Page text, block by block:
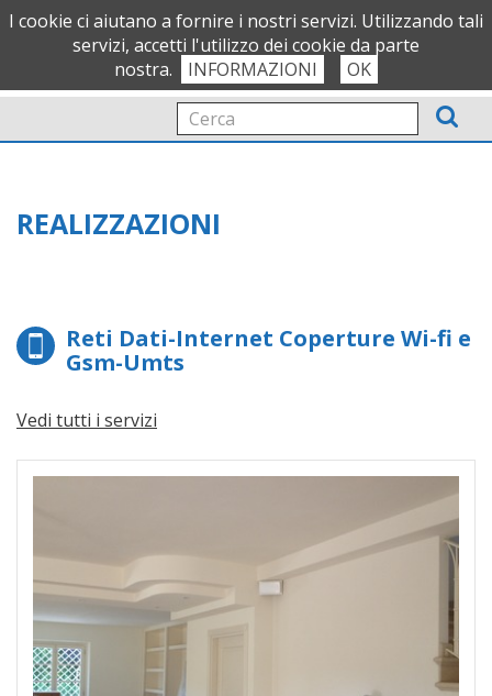
OFFICIAL PARTNER
REALIZZAZIONI
Reti Dati-Internet Coperture Wi-fi e
Gsm-Umts
Vedi tutti i servizi
I cookie ci aiutano a fornire i nostri servizi. Utilizzando tali
servizi, accetti l'utilizzo dei cookie da parte
nostra.
INFORMAZIONI OK